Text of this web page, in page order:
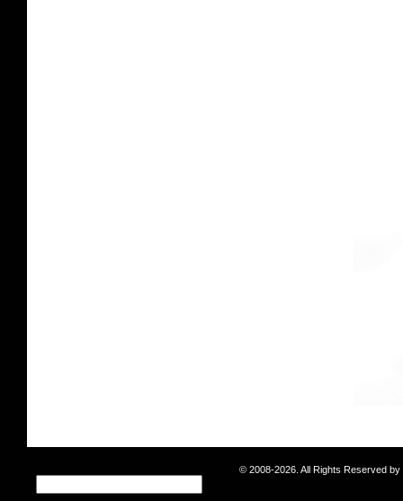
© 2008-2026. All Rights Reserved